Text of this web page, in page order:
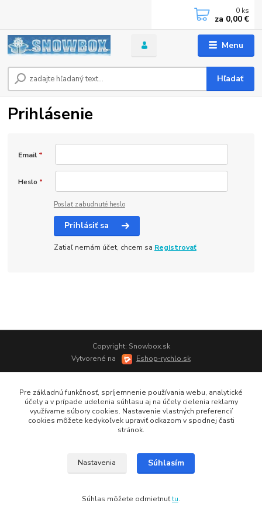
Menu
Hľadať
0 ks
za 0,00 €
Prihlásenie
Email *
Heslo *
Poslať zabudnuté heslo
Prihlásiť sa
Zatiaľ nemám účet, chcem sa Registrovať
Copyright: Snowbox.sk
Vytvorené na
Eshop-rychlo.sk
Pre základnú funkčnosť, spríjemnenie používania webu, analytické
účely a v prípade udelenia súhlasu aj na účely cielenia reklamy
využívame súbory cookies. Nastavenie vlastných preferencií
cookies môžete kedykoľvek upraviť odkazom v spodnej časti
stránok.
Nastavenia Súhlasím
Súhlas môžete odmietnuťtu.